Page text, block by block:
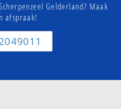
Gelderland? Maak
afspraak!